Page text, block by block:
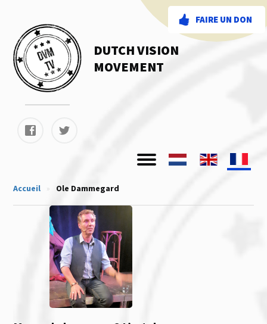
FAIRE UN DON
DUTCH VISION
MOVEMENT
Accueil » Ole Dammegard